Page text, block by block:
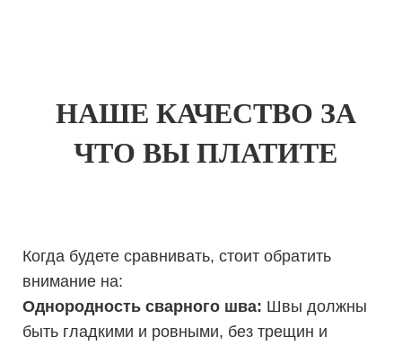
НАШЕ КАЧЕСТВО ЗА
ЧТО ВЫ ПЛАТИТЕ
Когда будете сравнивать, стоит обратить
внимание на:
Однородность сварного шва: Швы должны
быть гладкими и ровными, без трещин и